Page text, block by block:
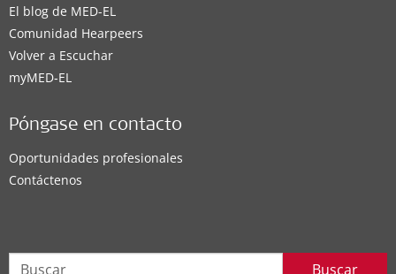
El blog de MED-EL
Comunidad Hearpeers
Volver a Escuchar
myMED‑EL
Póngase en contacto
Oportunidades profesionales
Contáctenos
Buscar